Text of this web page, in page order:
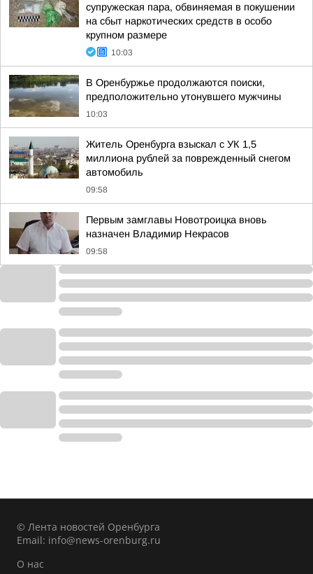
супружеская пара, обвиняемая в покушении
на сбыт наркотических средств в особо
крупном размере
10:03
В Оренбуржье продолжаются поиски,
предположительно утонувшего мужчины
10:03
Житель Оренбурга взыскал с УК 1,5
миллиона рублей за поврежденный снегом
автомобиль
09:58
Первым замглавы Новотроицка вновь
назначен Владимир Некрасов
09:58
© Лента новостей Оренбурга
Email: info@news-orenburg.ru
О нас